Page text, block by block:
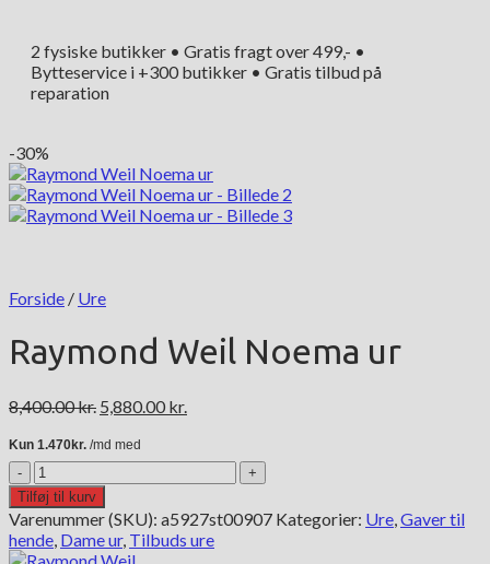
2 fysiske butikker • Gratis fragt over 499,- •
Bytteservice i +300 butikker • Gratis tilbud på
reparation
-30%
Forside / Ure
Raymond Weil Noema ur
8,400.00kr. Den
pris
var:
8,400.00 kr..
5,880.00 kr.
er:
5,880.00 kr..
Raymond
Weil
Noema
ur
antal
Tilføj til kurv
Varenummer (SKU): a5927st00907 Kategorier: Ure,Gaver til
hende, Dame ur, Tilbuds ure